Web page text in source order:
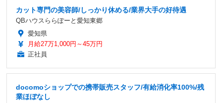
カット専門の美容師/しっかり休める/業界大手の好待遇
QBハウスららぽーと愛知東郷
愛知県
月給27万1,000円～45万円
正社員
docomoショップでの携帯販売スタッフ/有給消化率100%/残
業ほぼなし